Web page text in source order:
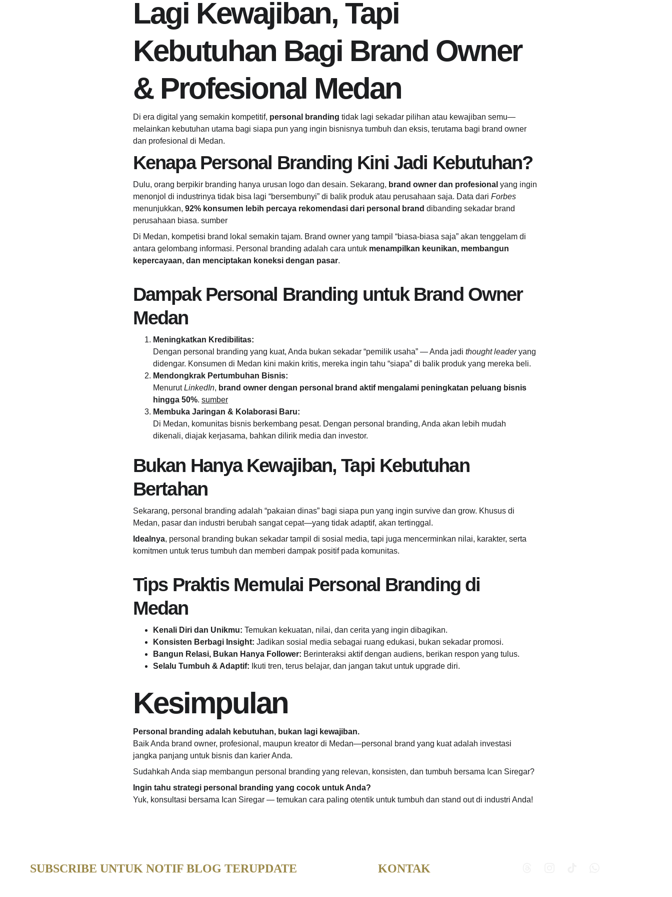
Lagi Kewajiban, Tapi
Kebutuhan Bagi Brand Owner
& Profesional Medan
Di era digital yang semakin kompetitif, personal branding tidak lagi sekadar pilihan atau kewajiban semu—
melainkan kebutuhan utama bagi siapa pun yang ingin bisnisnya tumbuh dan eksis, terutama bagi brand owner
dan profesional di Medan.
Kenapa Personal Branding Kini Jadi Kebutuhan?
Dulu, orang berpikir branding hanya urusan logo dan desain. Sekarang, brand owner dan profesional yang ingin
menonjol di industrinya tidak bisa lagi “bersembunyi” di balik produk atau perusahaan saja. Data dari Forbes
menunjukkan, 92% konsumen lebih percaya rekomendasi dari personal brand dibanding sekadar brand
perusahaan biasa. sumber
Di Medan, kompetisi brand lokal semakin tajam. Brand owner yang tampil “biasa-biasa saja” akan tenggelam di
antara gelombang informasi. Personal branding adalah cara untuk menampilkan keunikan, membangun
kepercayaan, dan menciptakan koneksi dengan pasar.
Dampak Personal Branding untuk Brand Owner
Medan
Meningkatkan Kredibilitas:
Dengan personal branding yang kuat, Anda bukan sekadar “pemilik usaha” — Anda jadi thought leader yang
didengar. Konsumen di Medan kini makin kritis, mereka ingin tahu “siapa” di balik produk yang mereka beli.
Mendongkrak Pertumbuhan Bisnis:
Menurut LinkedIn, brand owner dengan personal brand aktif mengalami peningkatan peluang bisnis
hingga 50%. sumber
Membuka Jaringan & Kolaborasi Baru:
Di Medan, komunitas bisnis berkembang pesat. Dengan personal branding, Anda akan lebih mudah
dikenali, diajak kerjasama, bahkan dilirik media dan investor.
Bukan Hanya Kewajiban, Tapi Kebutuhan
Bertahan
Sekarang, personal branding adalah “pakaian dinas” bagi siapa pun yang ingin survive dan grow. Khusus di
Medan, pasar dan industri berubah sangat cepat—yang tidak adaptif, akan tertinggal.
Idealnya, personal branding bukan sekadar tampil di sosial media, tapi juga mencerminkan nilai, karakter, serta
komitmen untuk terus tumbuh dan memberi dampak positif pada komunitas.
Tips Praktis Memulai Personal Branding di
Medan
Kenali Diri dan Unikmu: Temukan kekuatan, nilai, dan cerita yang ingin dibagikan.
Konsisten Berbagi Insight: Jadikan sosial media sebagai ruang edukasi, bukan sekadar promosi.
Bangun Relasi, Bukan Hanya Follower: Berinteraksi aktif dengan audiens, berikan respon yang tulus.
Selalu Tumbuh & Adaptif: Ikuti tren, terus belajar, dan jangan takut untuk upgrade diri.
Kesimpulan
Personal branding adalah kebutuhan, bukan lagi kewajiban.
Baik Anda brand owner, profesional, maupun kreator di Medan—personal brand yang kuat adalah investasi
jangka panjang untuk bisnis dan karier Anda.
Sudahkah Anda siap membangun personal branding yang relevan, konsisten, dan tumbuh bersama Ican Siregar?
Ingin tahu strategi personal branding yang cocok untuk Anda?
Yuk, konsultasi bersama Ican Siregar — temukan cara paling otentik untuk tumbuh dan stand out di industri Anda!
SUBSCRIBE UNTUK NOTIF BLOG TERUPDATE KONTAK